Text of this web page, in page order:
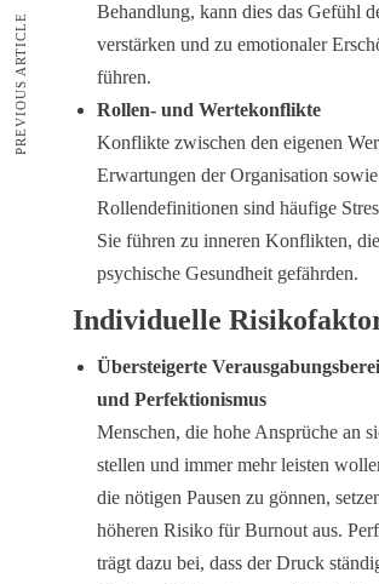
Behandlung, kann dies das Gefühl
verstärken und zu emotionaler
führen.
Rollen- und Wertekonflikte
Konflikte zwischen den eigenen
Erwartungen der Organisation
Rollendefinitionen sind häufige
Sie führen zu inneren Konflikten,
psychische Gesundheit gefährden.
Individuelle
Übersteigerte
und Perfektionismus
Menschen, die hohe Ansprüche an
stellen und immer mehr leisten
die nötigen Pausen zu gönnen,
höheren Risiko für Burnout aus.
trägt dazu bei, dass der Druck
PREVIOUS ARTICLE